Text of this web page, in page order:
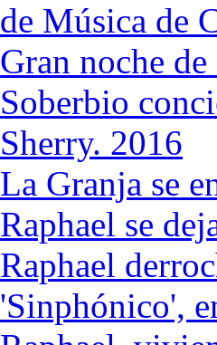
de Música de
Gran noche
Soberbio
Sherry. 2016
La Granja se
Raphael se
Raphael
'Sinphónico',